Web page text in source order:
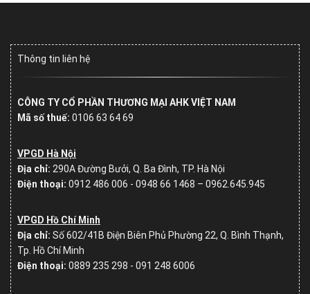
Thông tin liên hệ
CÔNG TY CỔ PHẦN THƯƠNG MẠI AHK VIỆT NAM
Mã số thuế: 0106 63 64 69
VPGD Hà Nội
Địa chỉ: 290A Đường Bưởi, Q. Ba Đình, TP. Hà Nội
Điện thoại: 0912 486 006 - 0948 66 1468 – 0962.645.945
VPGD Hồ Chí Minh
Địa chỉ: Số602/41B Điện Biên Phủ Phường 22, Q. Bình Thạnh,
Tp. Hồ Chí Minh
Điện thoại: 0889 235 298 - 091 248 6006